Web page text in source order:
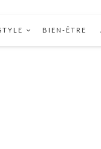
BIEN-ÊTRE